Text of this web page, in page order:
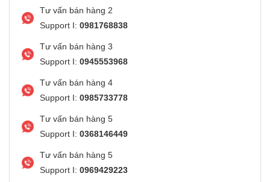
Tư vấn bán hàng 2
Support I: 0981768838
Tư vấn bán hàng 3
Support I: 0945553968
Tư vấn bán hàng 4
Support I: 0985733778
Tư vấn bán hàng 5
Support I: 0368146449
Tư vấn bán hàng 5
Support I: 0969429223